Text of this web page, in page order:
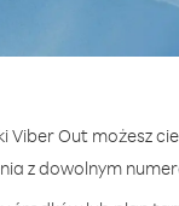
Viber Out możesz
z dowolnym